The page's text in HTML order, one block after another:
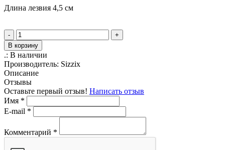
Длина лезвия 4,5 см
-
+
В корзину
.: В наличии
Производитель: Sizzix
Описание
Отзывы
Оставьте первый отзыв! Написать отзыв
Имя *
E-mail *
Комментарий *